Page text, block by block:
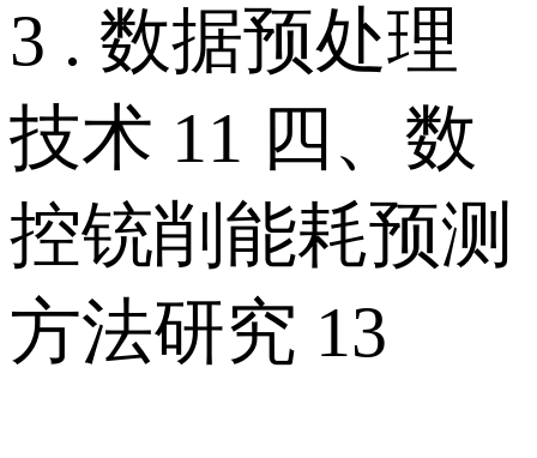
3 . 数据预处理
技术 11 四、数
控铳削能耗预测
方法研究 13